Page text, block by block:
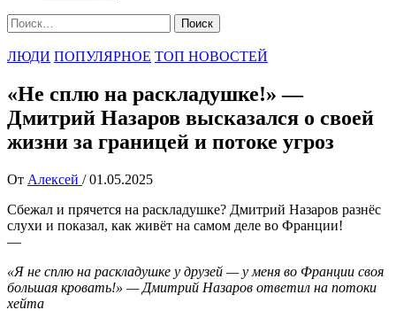
Найти:
ЛЮДИ ПОПУЛЯРНОЕ ТОП НОВОСТЕЙ
«Не сплю на раскладушке!» —
Дмитрий Назаров высказался о своей
жизни за границей и потоке угроз
От Алексей / 01.05.2025
Сбежал и прячется на раскладушке? Дмитрий Назаров разнёс
слухи и показал, как живёт на самом деле во Франции!
—
«Я не сплю на раскладушке у друзей — у меня во Франции своя
большая кровать!» — Дмитрий Назаров ответил на потоки
хейта